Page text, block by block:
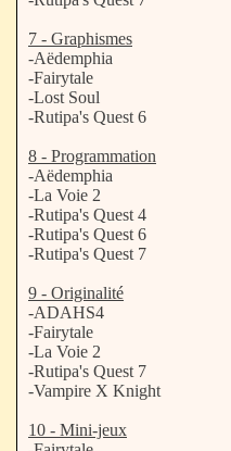
7 - Graphismes
-Aëdemphia
-Fairytale
-Lost Soul
-Rutipa's Quest 6
8 - Programmation
-Aëdemphia
-La Voie 2
-Rutipa's Quest 4
-Rutipa's Quest 6
-Rutipa's Quest 7
9 - Originalité
-ADAHS4
-Fairytale
-La Voie 2
-Rutipa's Quest 7
-Vampire X Knight
10 - Mini-jeux